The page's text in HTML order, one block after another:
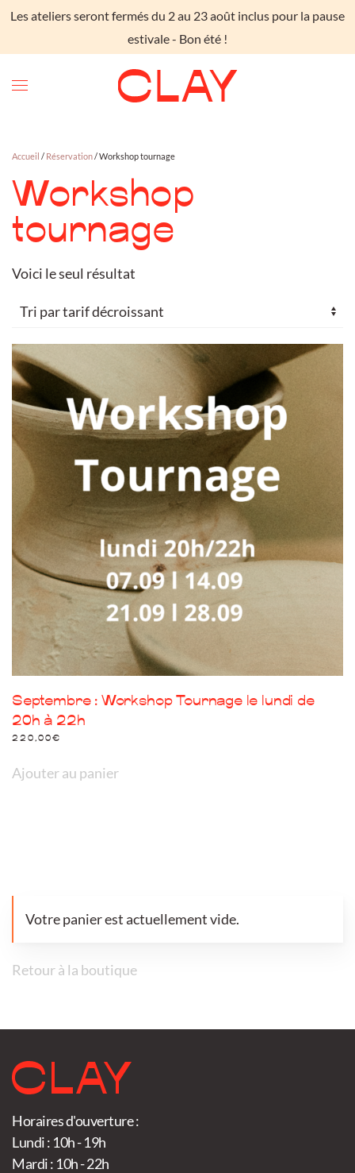
Les ateliers seront fermés du 2 au 23 août inclus pour la pause
estivale - Bon été !
Skip to main content
Accueil / Réservation/ Workshop tournage
Workshop
tournage
Voici le seul résultat
Septembre : Workshop Tournage le lundi de
20h à 22h
220,00€
Ajouter au panier
Votre panier est actuellement vide.
Retour à la boutique
Horaires d'ouverture :
Lundi : 10h - 19h
Mardi : 10h - 22h